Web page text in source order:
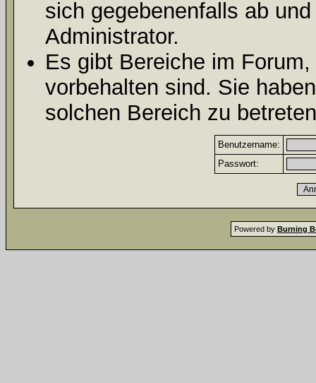
sich gegebenenfalls ab
Administrator.
Es gibt Bereiche im
vorbehalten sind. Sie
solchen Bereich zu
Benutzername:
Passwort:
Powered by Burning